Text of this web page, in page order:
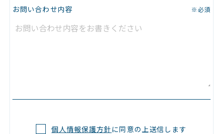
お問い合わせ内容 ※必須
個人情報保護方針 に同意の上送信します